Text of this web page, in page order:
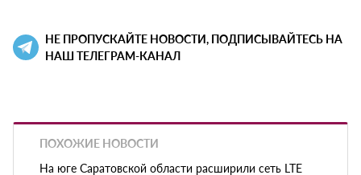
НЕ ПРОПУСКАЙТЕ НОВОСТИ, ПОДПИСЫВАЙТЕСЬ НА
НАШ ТЕЛЕГРАМ-КАНАЛ
ПОХОЖИЕ НОВОСТИ
На юге Саратовской области расширили сеть LTE